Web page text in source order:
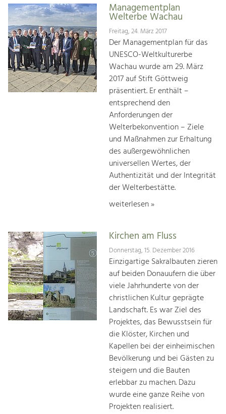
Managementplan
Welterbe Wachau
Freitag, 24. März 2017
Der Managementplan für das
UNESCO-Weltkulturerbe
Wachau wurde am 29. März
2017 auf Stift Göttweig
präsentiert. Er enthält –
entsprechend den
Anforderungen der
Welterbekonvention – Ziele
und Maßnahmen zur Erhaltung
des außergewöhnlichen
universellen Wertes, der
Authentizität und der Integrität
der Welterbestätte.
weiterlesen »
Kirchen am Fluss
Donnerstag, 15. Dezember 2016
Einzigartige Sakralbauten zieren
auf beiden Donauufern die über
viele Jahrhunderte von der
christlichen Kultur geprägte
Landschaft. Es war Ziel des
Projektes, das Bewusstsein für
die Klöster, Kirchen und
Kapellen bei der einheimischen
Bevölkerung und bei Gästen zu
steigern und die Bauten
erlebbar zu machen. Dazu
wurde eine ganze Reihe von
Projekten realisiert.